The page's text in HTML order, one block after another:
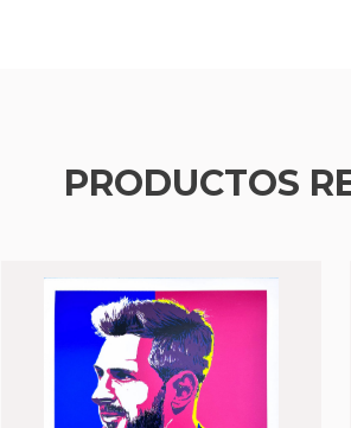
PRODUCTOS